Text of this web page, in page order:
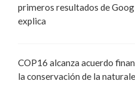
primeros resultados de
explica
COP16 alcanza acuerdo
la conservación de la